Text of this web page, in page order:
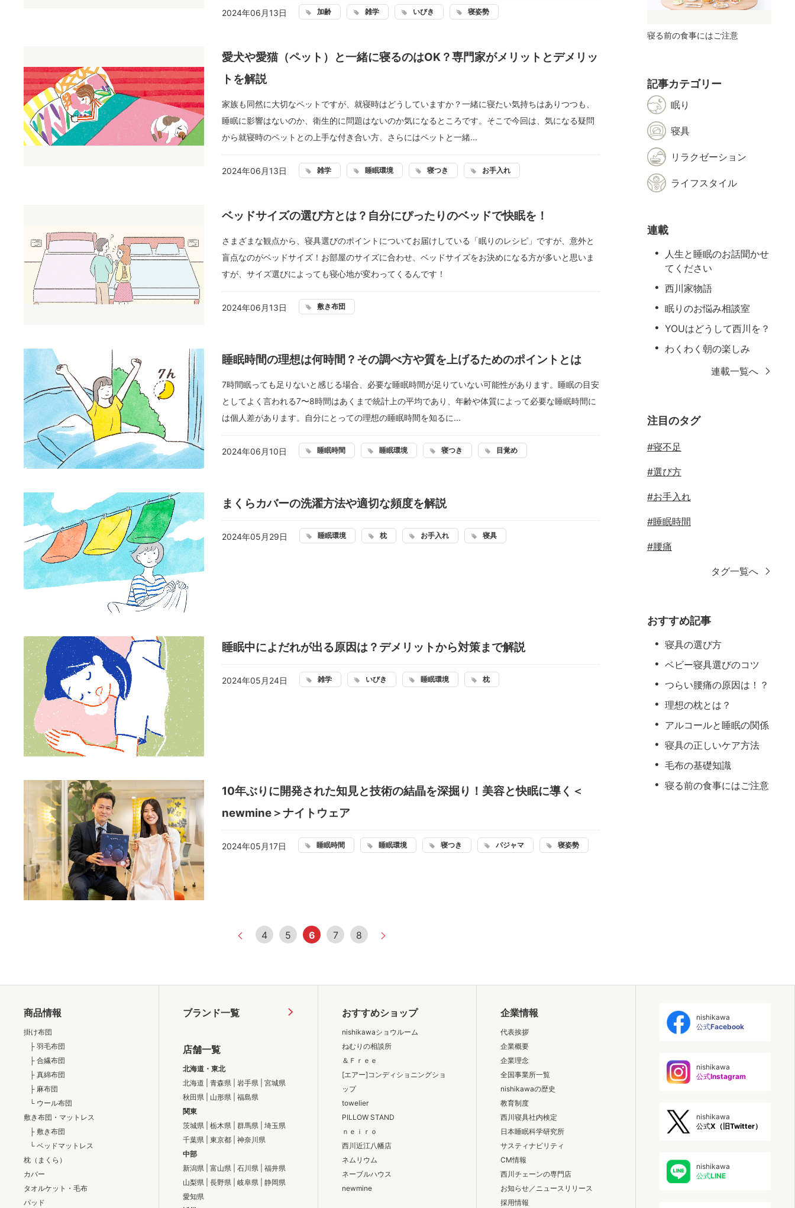
2024年06月13日 加齢 雑学 いびき 寝姿勢
愛犬や愛猫（ペット）と一緒に寝るのはOK？専門家がメリットとデメリッ
トを解説
家族も同然に大切なペットですが、就寝時はどうしていますか？一緒に寝たい気持ちはありつつも、
睡眠に影響はないのか、衛生的に問題はないのか気になるところです。そこで今回は、気になる疑問
から就寝時のペットとの上手な付き合い方、さらにはペットと一緒...
2024年06月13日 雑学 睡眠環境 寝つき お手入れ
ベッドサイズの選び方とは？自分にぴったりのベッドで快眠を！
さまざまな観点から、寝具選びのポイントについてお届けしている「眠りのレシピ」ですが、意外と
盲点なのがベッドサイズ！お部屋のサイズに合わせ、ベッドサイズをお決めになる方が多いと思いま
すが、サイズ選びによっても寝心地が変わってくるんです！
2024年06月13日 敷き布団
睡眠時間の理想は何時間？その調べ方や質を上げるためのポイントとは
7時間眠っても足りないと感じる場合、必要な睡眠時間が足りていない可能性があります。睡眠の目安
としてよく言われる7〜8時間はあくまで統計上の平均であり、年齢や体質によって必要な睡眠時間に
は個人差があります。自分にとっての理想の睡眠時間を知るに...
2024年06月10日 睡眠時間 睡眠環境 寝つき 目覚め
まくらカバーの洗濯方法や適切な頻度を解説
2024年05月29日 睡眠環境 枕 お手入れ 寝具
睡眠中によだれが出る原因は？デメリットから対策まで解説
2024年05月24日 雑学 いびき 睡眠環境 枕
10年ぶりに開発された知見と技術の結晶を深掘り！美容と快眠に導く＜
newmine＞ナイトウェア
2024年05月17日 睡眠時間 睡眠環境 寝つき パジャマ 寝姿勢
4 5 6 7 8
寝る前の食事にはご注意
記事カテゴリー
眠り
寝具
リラクゼーション
ライフスタイル
連載
人生と睡眠のお話聞かせ
てください
西川家物語
眠りのお悩み相談室
YOUはどうして西川を？
わくわく朝の楽しみ
連載一覧へ
注目のタグ
#寝不足
#選び方
#お手入れ
#睡眠時間
#腰痛
タグ一覧へ
おすすめ記事
寝具の選び方
ベビー寝具選びのコツ
つらい腰痛の原因は！？
理想の枕とは？
アルコールと睡眠の関係
寝具の正しいケア方法
毛布の基礎知識
寝る前の食事にはご注意
商品情報
掛け布団
├ 羽毛布団
├ 合繊布団
├ 真綿布団
├ 麻布団
└ ウール布団
敷き布団・マットレス
├ 敷き布団
└ ベッドマットレス
枕（まくら）
カバー
タオルケット・毛布
パッド
ブランド一覧
店舗一覧
北海道・東北
北海道
青森県 岩手県
宮城県
秋田県
山形県
福島県
関東
茨城県
栃木県 群馬県
埼玉県
千葉県
東京都| 神奈川県
中部
新潟県
富山県 石川県
福井県
山梨県
長野県 岐阜県
静岡県
愛知県
おすすめショップ
nishikawaショウルーム
ねむりの相談所
＆Ｆｒｅｅ
[エアー]コンディショニングショ
ップ
towelier
PILLOW STAND
ｎｅｉｒｏ
西川近江八幡店
ネムリウム
ネーブルハウス
newmine
企業情報
代表挨拶
企業概要
企業理念
全国事業所一覧
nishikawaの歴史
教育制度
西川寝具社内検定
日本睡眠科学研究所
サスティナビリティ
CM情報
西川チェーンの専門店
お知らせ／ニュースリリース
採用情報
nishikawa
公式Facebook
nishikawa
公式Instagram
nishikawa
公式X（旧Twitter）
nishikawa
公式LINE